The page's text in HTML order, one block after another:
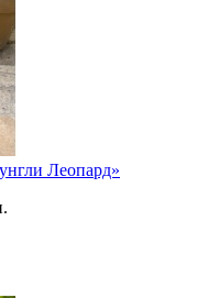
Леопард»